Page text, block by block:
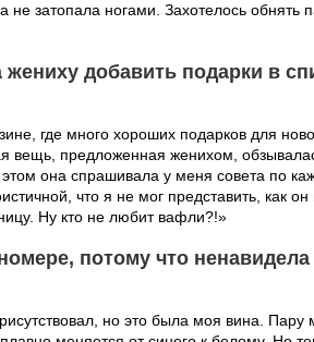
не затопала ногами. Захотелось обнять
добавить подарки в
где много хороших подарков для
вещь, предложенная женихом,
она спрашивала у меня совета по
что я не мог представить, как он
Ну кто не любит вафли?!»
потому что ненавидела
но это была моя вина. Пару